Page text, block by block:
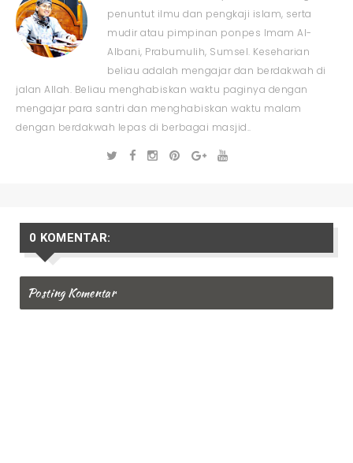
penuntut ilmu dan pengkaji islam, serta
mudir atau pimpinan ponpes Imam Al-
Albani, Prabumulih, Sumsel. Keseharian
beliau adalah mengajar dan berdakwah di
jalan Allah. Beliau menghabiskan waktu paginya dengan
mengajar para santri dan menghabiskan waktu malam
dengan berdakwah lepas di berbagai masjid..
0 KOMENTAR:
Posting Komentar